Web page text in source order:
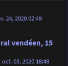
24, 2020 02:49
vendéen, 15
03, 2020 18:48